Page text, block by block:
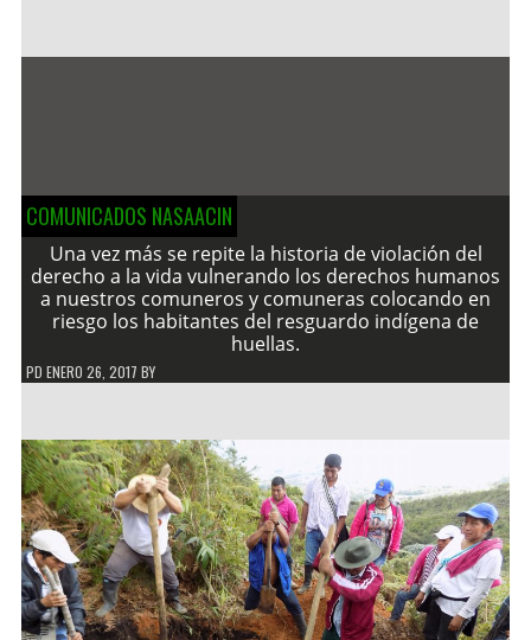
COMUNICADOS NASAACIN
Una vez más se repite la historia de violación del
derecho a la vida vulnerando los derechos humanos
a nuestros comuneros y comuneras colocando en
riesgo los habitantes del resguardo indígena de
huellas.
PD ENERO 26, 2017 BY